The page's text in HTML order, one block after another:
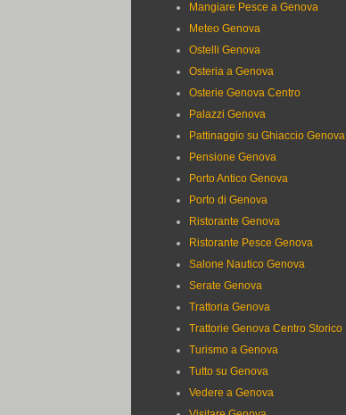
Mangiare Pesce a Genova
Meteo Genova
Ostelli Genova
Osteria a Genova
Osterie Genova Centro
Palazzi Genova
Pattinaggio su Ghiaccio Genova
Pensione Genova
Porto Antico Genova
Porto di Genova
Ristorante Genova
Ristorante Pesce Genova
Salone Nautico Genova
Serate Genova
Trattoria Genova
Trattorie Genova Centro Storico
Turismo a Genova
Tutto su Genova
Vedere a Genova